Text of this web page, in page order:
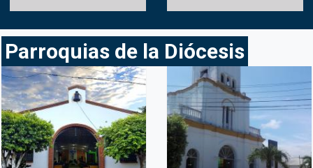
Parroquias de la Diócesis